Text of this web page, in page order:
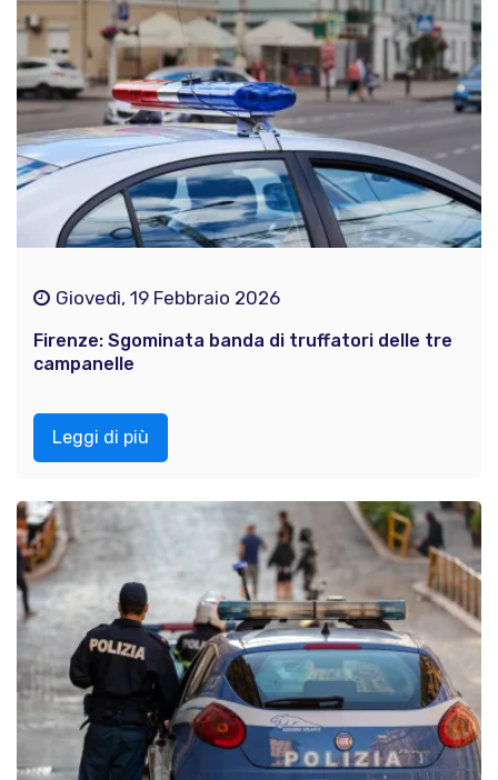
Giovedì, 19 Febbraio 2026
Firenze: Sgominata banda di truffatori delle tre
campanelle
Leggi di più